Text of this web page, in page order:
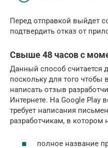
Перед отправкой выйдет
подтвердить отказ от
Свыше 48 часов с
Данный способ
поскольку для того чтобы
написать отзыв
Интернете. На Google Play
требует написания
разработчикам, в котором
полное название